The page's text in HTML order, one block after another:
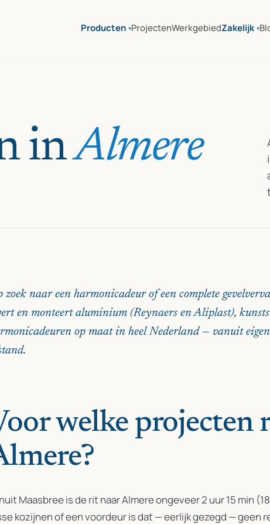
Producten ProjectenWerkgebiedZakelijk
inAlmere
zoek naar een harmonicadeur of een complete
en monteert aluminium (Reynaers en Aliplast),
op maat in heel Nederland — vanuit
welke projecten
Maasbree is de rit naar Almere ongeveer 2 uur 15 min
kozijnen of een voordeur is dat — eerlijk gezegd — geen